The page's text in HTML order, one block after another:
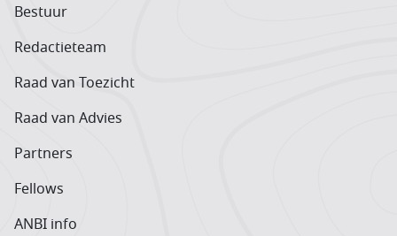
Bestuur
Redactieteam
Raad van Toezicht
Raad van Advies
Partners
Fellows
ANBI info